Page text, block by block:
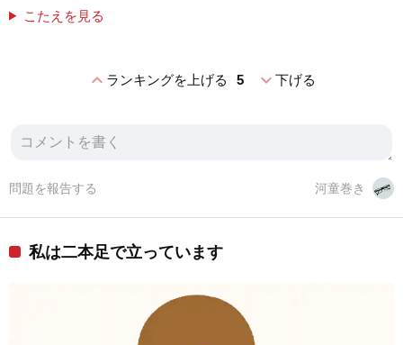
こたえを見る
expand_lessランキングを上げる 5 expand_more下げる
河童巻き
問題を報告する
私は二本足で立っています